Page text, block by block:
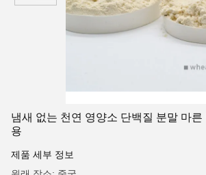
냄새 없는 천연 영양소 단백질 분말 마른
용
제품 세부 정보